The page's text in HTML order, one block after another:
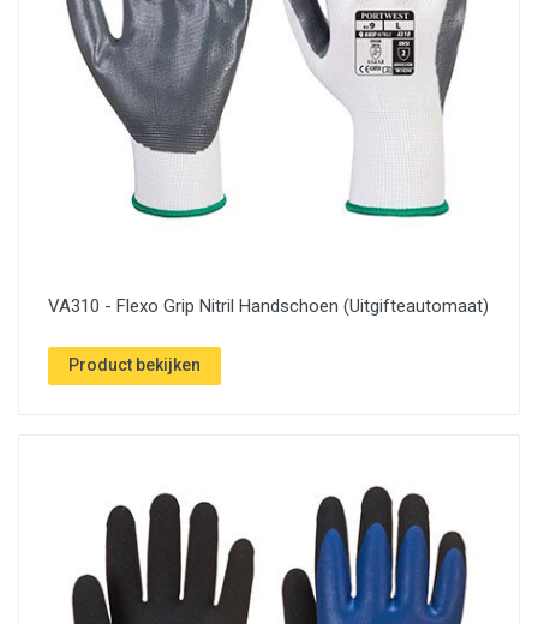
VA310 - Flexo Grip Nitril Handschoen (Uitgifteautomaat)
Product bekijken